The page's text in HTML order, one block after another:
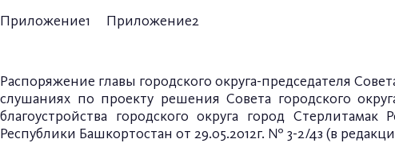
Приложение1
Приложение2
Распоряжение главы городского округа-председателя
слушаниях по проекту решения Совета городского
благоустройства городского округа город
Республики Башкортостан от 29.05.2012г. № 3-2/4з (в